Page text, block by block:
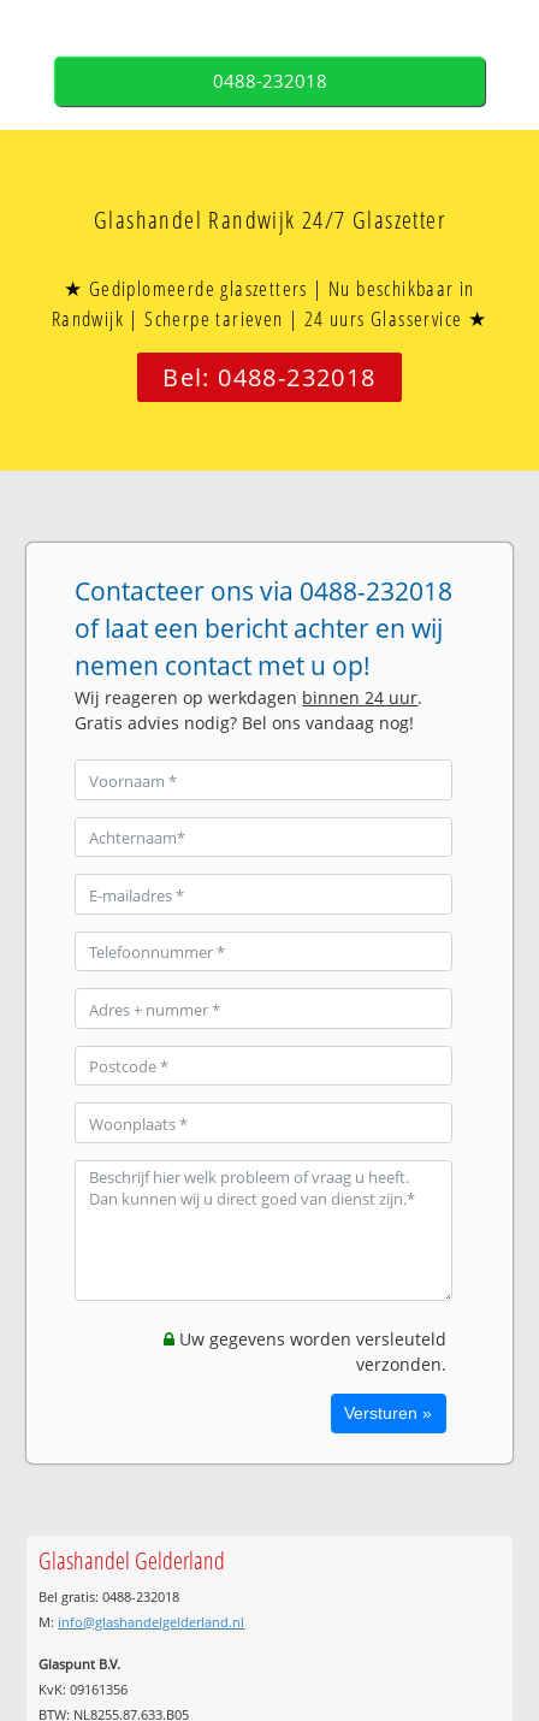
0488-232018
Glashandel Randwijk 24/7 Glaszetter
★ Gediplomeerde glaszetters | Nu beschikbaar in
Randwijk | Scherpe tarieven | 24 uurs Glasservice ★
Bel: 0488-232018
Contacteer ons via 0488-232018
of laat een bericht achter en wij
nemen contact met u op!
Wij reageren op werkdagen binnen 24 uur.
Gratis advies nodig? Bel ons vandaag nog!
Uw gegevens worden versleuteld
verzonden.
Glashandel Gelderland
Bel gratis: 0488-232018
M: info@glashandelgelderland.nl
Glaspunt B.V.
KvK: 09161356
BTW: NL8255.87.633.B05